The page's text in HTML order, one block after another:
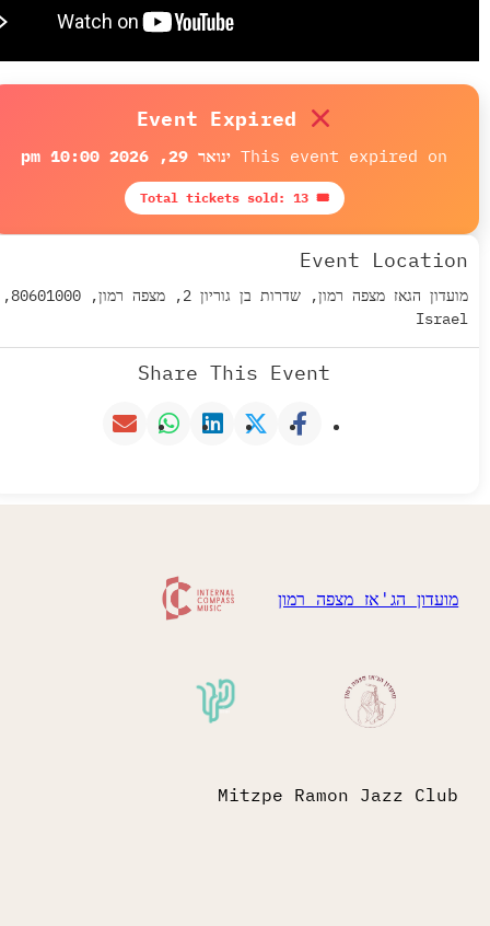
This event expired ינואר 29, 2026 10:00 pm
Event
מועדון הגאז מצפה רמון, שדרות בן גוריון 2, מצפה רמון, 80601000,
Share This Event
הג'אז מצפה רמון
Mitzpe Ramon Jazz